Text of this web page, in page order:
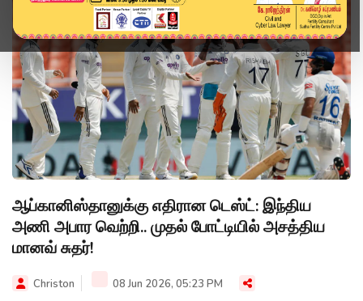
ஆப்கானிஸ்தானுக்கு எதிரான டெஸ்ட்: இந்திய
அணி அபார வெற்றி.. முதல் போட்டியில் அசத்திய
மானவ் சுதர்!
Christon 08 Jun 2026, 05:23 PM